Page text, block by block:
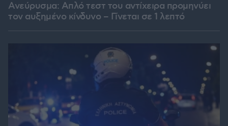
Ανεύρυσμα: Απλό τεστ του αντίχειρα προμηνύει
τον αυξημένο κίνδυνο – Γίνεται σε 1 λεπτό